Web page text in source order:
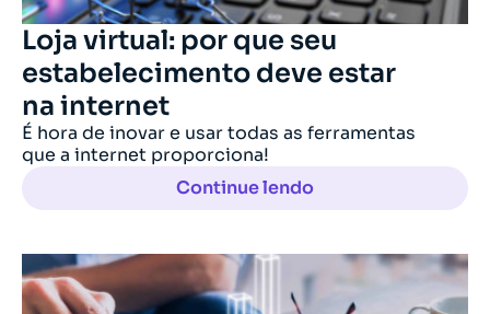
Loja virtual: por que seu
estabelecimento deve estar
na internet
É hora de inovar e usar todas as ferramentas
que a internet proporciona!
Continue lendo